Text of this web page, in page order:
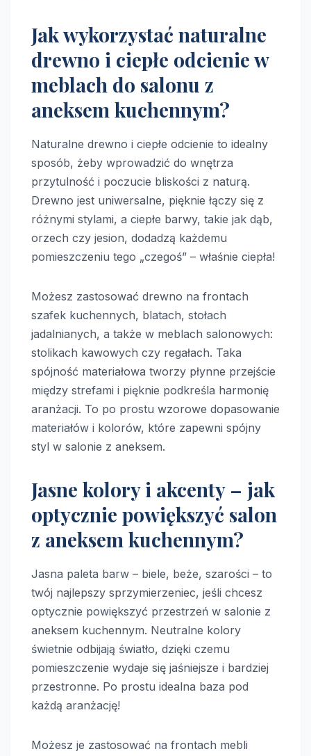
Jak wykorzystać naturalne
drewno i ciepłe odcienie w
meblach do salonu z
aneksem kuchennym?
Naturalne drewno i ciepłe odcienie to idealny
sposób, żeby wprowadzić do wnętrza
przytulność i poczucie bliskości z naturą.
Drewno jest uniwersalne, pięknie łączy się z
różnymi stylami, a ciepłe barwy, takie jak dąb,
orzech czy jesion, dodadzą każdemu
pomieszczeniu tego „czegoś” – właśnie ciepła!
Możesz zastosować drewno na frontach
szafek kuchennych, blatach, stołach
jadalnianych, a także w meblach salonowych:
stolikach kawowych czy regałach. Taka
spójność materiałowa tworzy płynne przejście
między strefami i pięknie podkreśla harmonię
aranżacji. To po prostu wzorowe dopasowanie
materiałów i kolorów, które zapewni spójny
styl w salonie z aneksem.
Jasne kolory i akcenty – jak
optycznie powiększyć salon
z aneksem kuchennym?
Jasna paleta barw – biele, beże, szarości – to
twój najlepszy sprzymierzeniec, jeśli chcesz
optycznie powiększyć przestrzeń w salonie z
aneksem kuchennym. Neutralne kolory
świetnie odbijają światło, dzięki czemu
pomieszczenie wydaje się jaśniejsze i bardziej
przestronne. Po prostu idealna baza pod
każdą aranżację!
Możesz je zastosować na frontach mebli